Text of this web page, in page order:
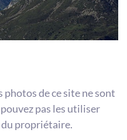
de ce site ne sont
pas les utiliser
propriétaire.